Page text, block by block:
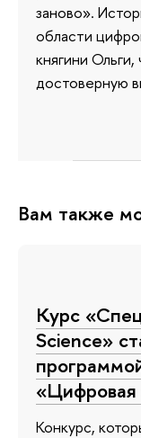
заново».
области
княгини
достоверную
Вам также
Курс
Science»
Конкурс,